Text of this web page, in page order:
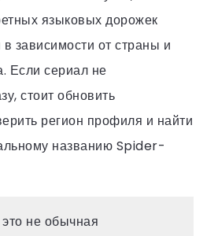
языковых дорожек
зависимости от страны и
Если сериал не
стоит обновить
регион профиля и найти
названию Spider-
не обычная